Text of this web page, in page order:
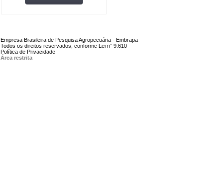
Empresa Brasileira de Pesquisa Agropecuária - Embrapa
Todos os direitos reservados, conforme Lei n° 9.610
Política de Privacidade
Área restrita